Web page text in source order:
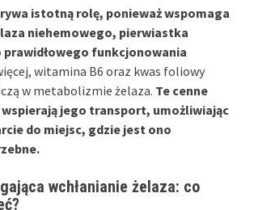
istotną rolę, ponieważ wspomaga
niehemowego, pierwiastka
prawidłowego funkcjonowania
witamina B6 oraz kwas foliowy
w metabolizmie żelaza. Te cenne
jego transport, umożliwiając
do miejsc, gdzie jest ono
wchłanianie żelaza: co